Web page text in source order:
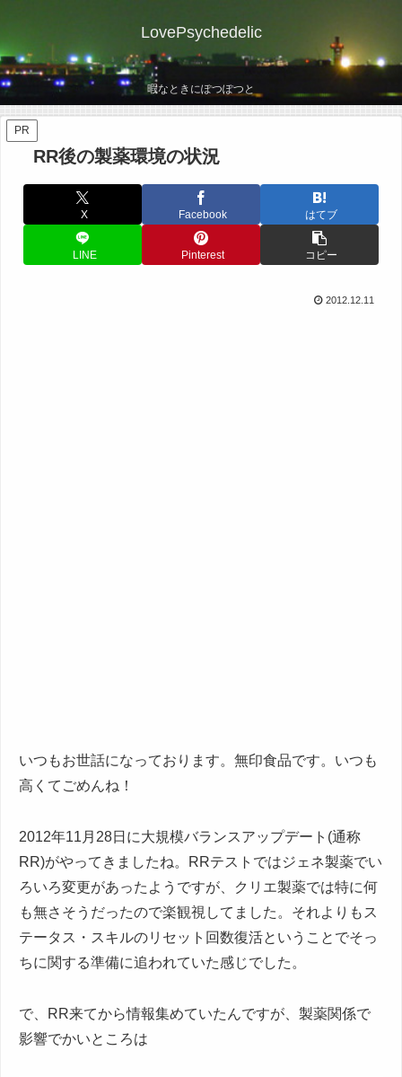
LovePsychedelic
暇なときにぽつぽつと
PR
RR後の製薬環境の状況
X Facebook はてブ
LINE Pinterest コピー
2012.12.11
いつもお世話になっております。無印食品です。いつも
高くてごめんね！
2012年11月28日に大規模バランスアップデート(通称
RR)がやってきましたね。RRテストではジェネ製薬でい
ろいろ変更があったようですが、クリエ製薬では特に何
も無さそうだったので楽観視してました。それよりもス
テータス・スキルのリセット回数復活ということでそっ
ちに関する準備に追われていた感じでした。
で、RR来てから情報集めていたんですが、製薬関係で
影響でかいところは